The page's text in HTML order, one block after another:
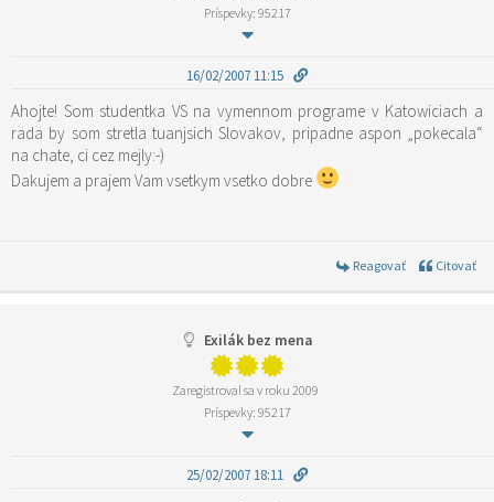
Príspevky: 95217
16/02/2007 11:15
Ahojte! Som studentka VS na vymennom programe v Katowiciach a
rada by som stretla tuanjsich Slovakov, pripadne aspon „pokecala“
na chate, ci cez mejly:-)
Dakujem a prajem Vam vsetkym vsetko dobre
Reagovať Citovať
Exilák bez mena
Zaregistroval sa v roku 2009
Príspevky: 95217
25/02/2007 18:11